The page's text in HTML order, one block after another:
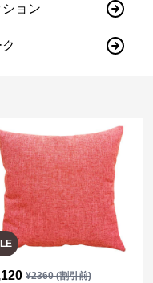
ョン
¥2360(割引前)